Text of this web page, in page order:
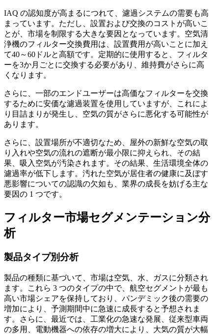
IAQ の認知度が高まるにつれて、濾過システムの需要も高
まっています。ただし、設置および交換のコストが高いこ
とが、市場を制限する大きな要因となっています。空気清
浄機のフィルター交換費用は、設置費用が高いことに加え
て40～60ドルと高額です。定期的に使用すると、フィルタ
ーを3か月ごとに交換する必要があり、維持費がさらに高
くなります。
さらに、一部のエンドユーザーは高価なフィルターを交換
するために安価な濾過装置を使用していますが、これによ
り目詰まりが発生し、空気の質がさらに悪化する可能性が
あります。
さらに、設置場所が不適切なため、屋外の新鮮な空気の取
り入れや空気の流れの遮断が最小限に抑えられ、その結
果、吸入空気が汚染されます。その結果、生活環境全体の
濾過率が低下します。汚れた空気が居住者の健康に及ぼす
悪影響についての認識の欠如も、業界の成長を妨げる主な
要因の 1 つです。
フィルター市場セグメンテーション分
析
製品タイプ別分析
製品の種類に基づいて、市場は空気、水、ガスに分類され
ます。これら 3 つのタイプの中で、航空セグメントが最も
高い市場シェアを保持しており、パンデミック後の需要の
増加により、予測期間中に急速に成長すると予想されま
す。さらに、最近では、工業化の急速な発展、従来型車両
の多用、電動機器への依存の増大により、大気の質が大幅